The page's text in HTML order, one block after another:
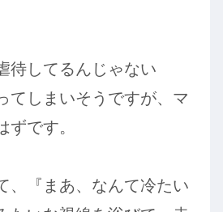
待してるんじゃない
てしまいそうですが、マ
ずです。
、『まあ、なんて冷たい